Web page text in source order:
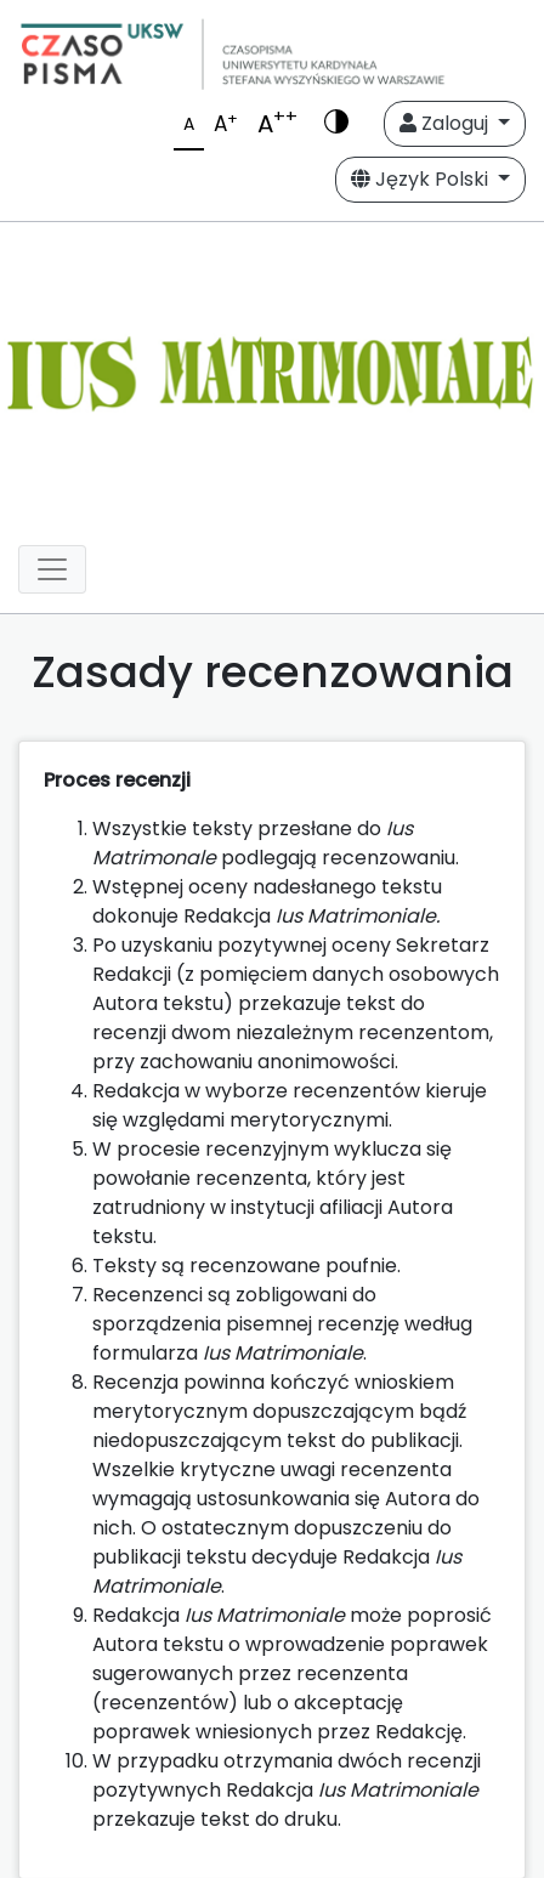
A A+ A++
Zaloguj
Język Polski
Zasady recenzowania
Proces recenzji
Wszystkie teksty przesłane do Ius
Matrimonalepodlegają recenzowaniu.
Wstępnej oceny nadesłanego tekstu
dokonuje Redakcja Ius Matrimoniale.
Po uzyskaniu pozytywnej oceny Sekretarz
Redakcji (z pomięciem danych osobowych
Autora tekstu) przekazuje tekst do
recenzji dwom niezależnym recenzentom,
przy zachowaniu anonimowości.
Redakcja w wyborze recenzentów kieruje
się względami merytorycznymi.
W procesie recenzyjnym wyklucza się
powołanie recenzenta, który jest
zatrudniony w instytucji afiliacji Autora
tekstu.
Teksty są recenzowane poufnie.
Recenzenci są zobligowani do
sporządzenia pisemnej recenzję według
formularza Ius Matrimoniale.
Recenzja powinna kończyć wnioskiem
merytorycznym dopuszczającym bądź
niedopuszczającym tekst do publikacji.
Wszelkie krytyczne uwagi recenzenta
wymagają ustosunkowania się Autora do
nich. O ostatecznym dopuszczeniu do
publikacji tekstu decyduje Redakcja Ius
Matrimoniale.
Redakcja Ius Matrimonialemoże poprosić
Autora tekstu o wprowadzenie poprawek
sugerowanych przez recenzenta
(recenzentów) lub o akceptację
poprawek wniesionych przez Redakcję.
W przypadku otrzymania dwóch recenzji
pozytywnych Redakcja Ius Matrimoniale
przekazuje tekst do druku.